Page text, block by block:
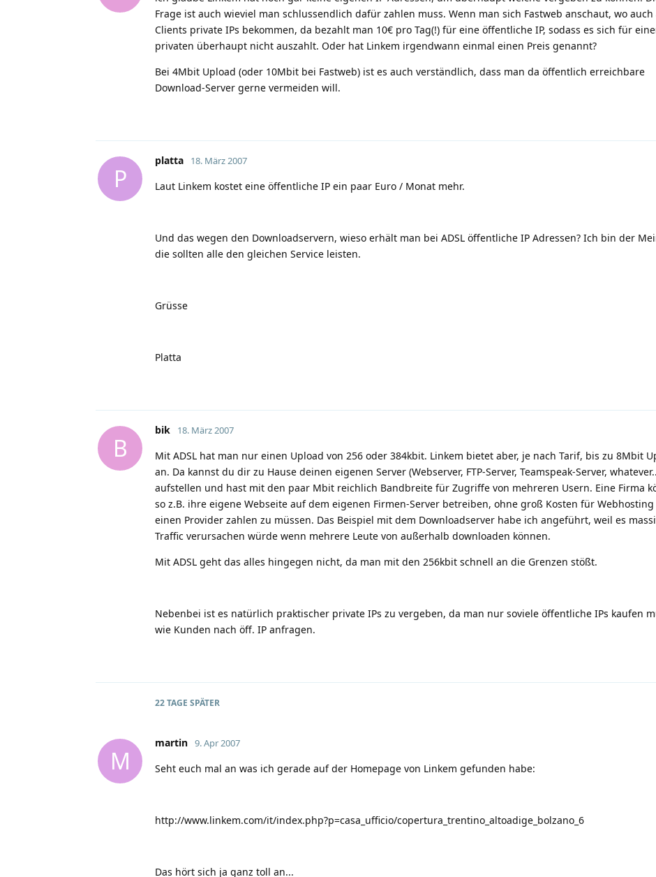
Frage ist auch wieviel man schlussendlich dafür zahlen muss. Wenn man sich Fastweb anschaut, wo auch
Clients private IPs bekommen, da bezahlt man 10€ pro Tag(!) für eine öffentliche IP, sodass es sich für
privaten überhaupt nicht auszahlt. Oder hat Linkem irgendwann einmal einen Preis genannt?
Bei 4Mbit Upload (oder 10Mbit bei Fastweb) ist es auch verständlich, dass man da öffentlich erreichbare
Download-Server gerne vermeiden will.
P
platta 18. März 2007
Laut Linkem kostet eine öffentliche IP ein paar Euro / Monat mehr.
Und das wegen den Downloadservern, wieso erhält man bei ADSL öffentliche IP Adressen? Ich bin der
die sollten alle den gleichen Service leisten.
Grüsse
Platta
B
bik 18. März 2007
Mit ADSL hat man nur einen Upload von 256 oder 384kbit. Linkem bietet aber, je nach Tarif, bis zu 8Mbit
an. Da kannst du dir zu Hause deinen eigenen Server (Webserver, FTP-Server, Teamspeak-Server,
aufstellen und hast mit den paar Mbit reichlich Bandbreite für Zugriffe von mehreren Usern. Eine Firma
so z.B. ihre eigene Webseite auf dem eigenen Firmen-Server betreiben, ohne groß Kosten für Webhosting
einen Provider zahlen zu müssen. Das Beispiel mit dem Downloadserver habe ich angeführt, weil es
Traffic verursachen würde wenn mehrere Leute von außerhalb downloaden können.
Mit ADSL geht das alles hingegen nicht, da man mit den 256kbit schnell an die Grenzen stößt.
Nebenbei ist es natürlich praktischer private IPs zu vergeben, da man nur soviele öffentliche IPs kaufen
wie Kunden nach öff. IP anfragen.
22 TAGE SPÄTER
M
martin 9. Apr 2007
Seht euch mal an was ich gerade auf der Homepage von Linkem gefunden habe:
http://www.linkem.com/it/index.php?p=casa_ufficio/copertura_trentino_altoadige_bolzano_6
Das hört sich ja ganz toll an...